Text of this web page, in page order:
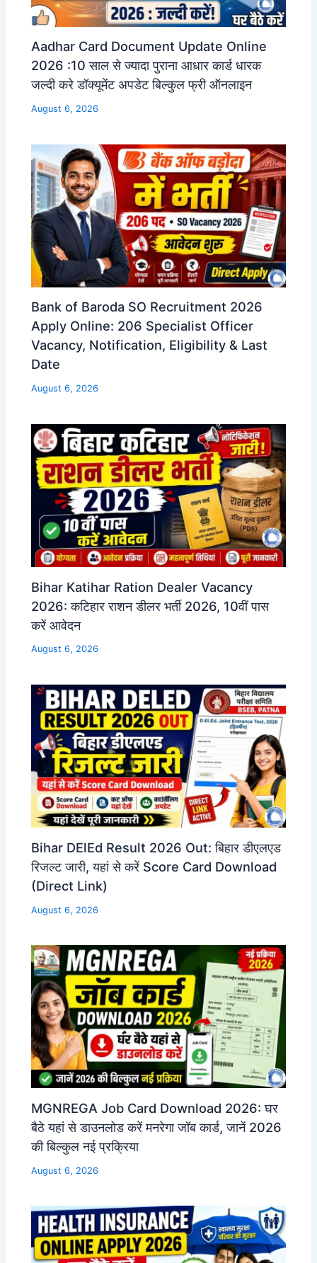
Aadhar Card Document Update Online
2026 :10 साल से ज्यादा पुराना आधार कार्ड धारक
जल्दी करे डॉक्यूमेंट अपडेट बिल्कुल फ्री ऑनलाइन
August 6, 2026
Bank of Baroda SO Recruitment 2026
Apply Online: 206 Specialist Officer
Vacancy, Notification, Eligibility & Last
Date
August 6, 2026
Bihar Katihar Ration Dealer Vacancy
2026: कटिहार राशन डीलर भर्ती 2026, 10वीं पास
करें आवेदन
August 6, 2026
Bihar DElEd Result 2026 Out: बिहार डीएलएड
रिजल्ट जारी, यहां से करें Score Card Download
(Direct Link)
August 6, 2026
MGNREGA Job Card Download 2026: घर
बैठे यहां से डाउनलोड करें मनरेगा जॉब कार्ड, जानें 2026
की बिल्कुल नई प्रक्रिया
August 6, 2026